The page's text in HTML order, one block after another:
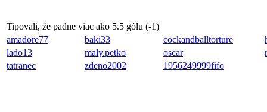
Tipovali, že padne viac ako 5.5 gólu (-1)
amadore77
baki33 cockandballtorture
lado13
maly.petko oscar
tatranec
zdeno2002 1956249999fifo